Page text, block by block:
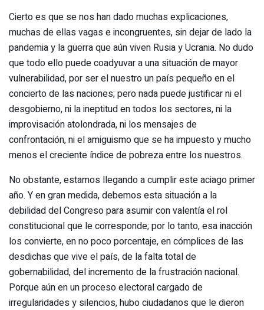
Cierto es que se nos han dado muchas explicaciones,
muchas de ellas vagas e incongruentes, sin dejar de lado la
pandemia y la guerra que aún viven Rusia y Ucrania. No dudo
que todo ello puede coadyuvar a una situación de mayor
vulnerabilidad, por ser el nuestro un país pequeño en el
concierto de las naciones; pero nada puede justificar ni el
desgobierno, ni la ineptitud en todos los sectores, ni la
improvisación atolondrada, ni los mensajes de
confrontación, ni el amiguismo que se ha impuesto y mucho
menos el creciente índice de pobreza entre los nuestros.
No obstante, estamos llegando a cumplir este aciago primer
año. Y en gran medida, debemos esta situación a la
debilidad del Congreso para asumir con valentía el rol
constitucional que le corresponde; por lo tanto, esa inacción
los convierte, en no poco porcentaje, en cómplices de las
desdichas que vive el país, de la falta total de
gobernabilidad, del incremento de la frustración nacional.
Porque aún en un proceso electoral cargado de
irregularidades y silencios, hubo ciudadanos que le dieron